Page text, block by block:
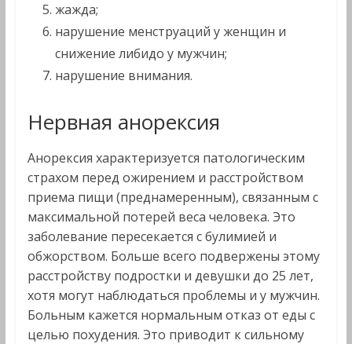
жажда;
нарушение менструаций у женщин и
снижение либидо у мужчин;
нарушение внимания.
Нервная анорексия
Анорексия характеризуется патологическим
страхом перед ожирением и расстройством
приема пищи (преднамеренным), связанным с
максимальной потерей веса человека. Это
заболевание пересекается с булимией и
обжорством. Больше всего подвержены этому
расстройству подростки и девушки до 25 лет,
хотя могут наблюдаться проблемы и у мужчин.
Больным кажется нормальным отказ от еды с
целью похудения. Это приводит к сильному